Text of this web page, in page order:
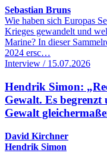
Sebastian Bruns
Wie haben sich Europas
Krieges gewandelt und
Marine? In dieser
2024 ersc…
Interview / 15.07.2026
Hendrik Simon:
Gewalt. Es
Gewalt
David Kirchner
Hendrik Simon